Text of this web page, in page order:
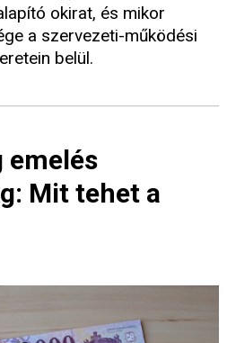
okirat, és mikor
a szervezeti-működési
belül.
emelés
Mit tehet a